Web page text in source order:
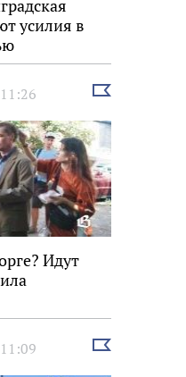
усилия в
Выбрать
Идут
Выбрать